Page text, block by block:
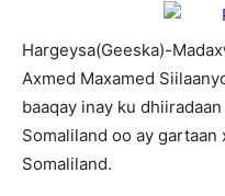
Hargeysa(Geeska)-
Axmed Maxamed
baaqay inay ku
Somaliland oo ay gartaan
Somaliland.